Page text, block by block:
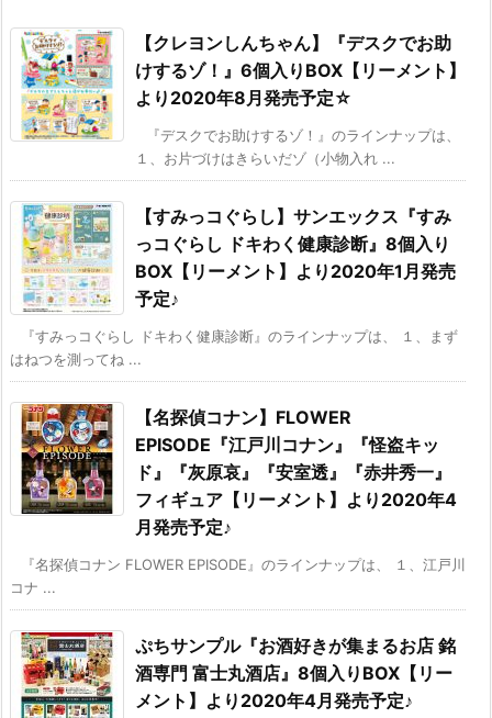
【クレヨンしんちゃん】『デスクでお助
けするゾ！』6個入りBOX【リーメント】
より2020年8月発売予定☆
『デスクでお助けするゾ！』のラインナップは、
１、お片づけはきらいだゾ（小物入れ ...
【すみっコぐらし】サンエックス『すみ
っコぐらし ドキわく健康診断』8個入り
BOX【リーメント】より2020年1月発売
予定♪
『すみっコぐらし ドキわく健康診断』のラインナップは、 １、まず
はねつを測ってね ...
【名探偵コナン】FLOWER
EPISODE『江戸川コナン』『怪盗キッ
ド』『灰原哀』『安室透』『赤井秀一』
フィギュア【リーメント】より2020年4
月発売予定♪
『名探偵コナン FLOWER EPISODE』のラインナップは、 １、江戸川
コナ ...
ぷちサンプル『お酒好きが集まるお店 銘
酒専門 富士丸酒店』8個入りBOX【リー
メント】より2020年4月発売予定♪